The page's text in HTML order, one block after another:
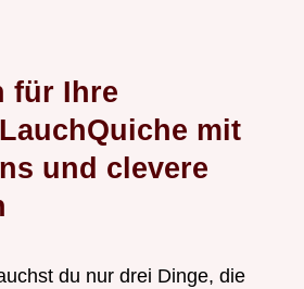
für Ihre
mit
und clevere
du nur drei Dinge, die